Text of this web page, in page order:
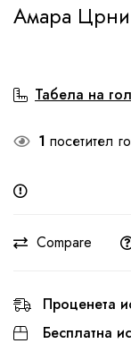
Амара
Табела на
1 посетител
Compare
Проценета
Бесплатна